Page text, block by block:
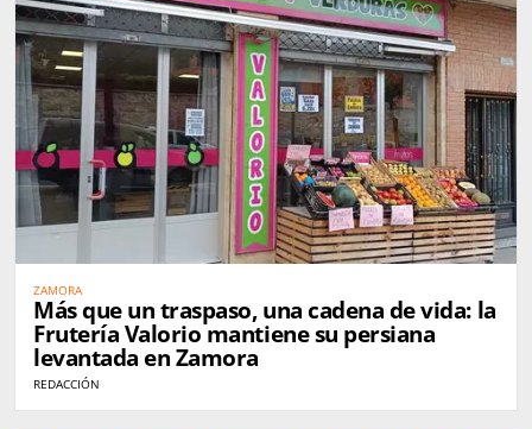
ZAMORA
Más que un traspaso, una cadena de vida: la
Frutería Valorio mantiene su persiana
levantada en Zamora
REDACCIÓN